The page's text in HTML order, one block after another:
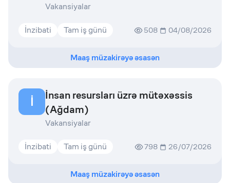
Vakansiyalar
İnzibati Tam iş günü 508 04/08/2026
Maaş müzakirəyə əsasən
İ
İnsan resursları üzrə mütəxəssis
(Ağdam)
Vakansiyalar
İnzibati Tam iş günü 798 26/07/2026
Maaş müzakirəyə əsasən